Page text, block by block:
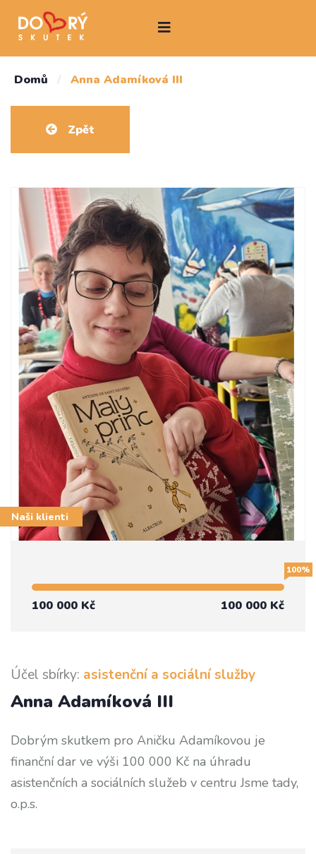
Domů / Anna Adamíková III
Zpět
Naši klienti
100%
100 000 Kč 100 000 Kč
Účel sbírky: asistenční a sociální služby
Anna Adamíková III
Dobrým skutkem pro Aničku Adamíkovou je
finanční dar ve výši 100 000 Kč na úhradu
asistenčních a sociálních služeb v centru Jsme tady,
o.p.s.